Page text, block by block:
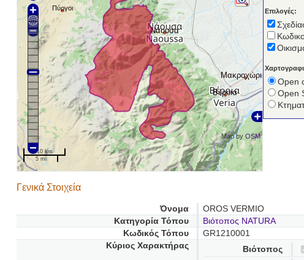
Πύργοι
Νάουσα
Μακροχώριον
Βέροια
Map byOSM
10 km
5 mi
Επιλογές:
Open
Open
Γενικά Στοιχεία
Όνομα
OROS VERMIO
Κατηγορία Τόπου
Βιότοπος NATURA
Κωδικός Τόπου
GR1210001
Κύριος Χαρακτήρας
Βιότοπος